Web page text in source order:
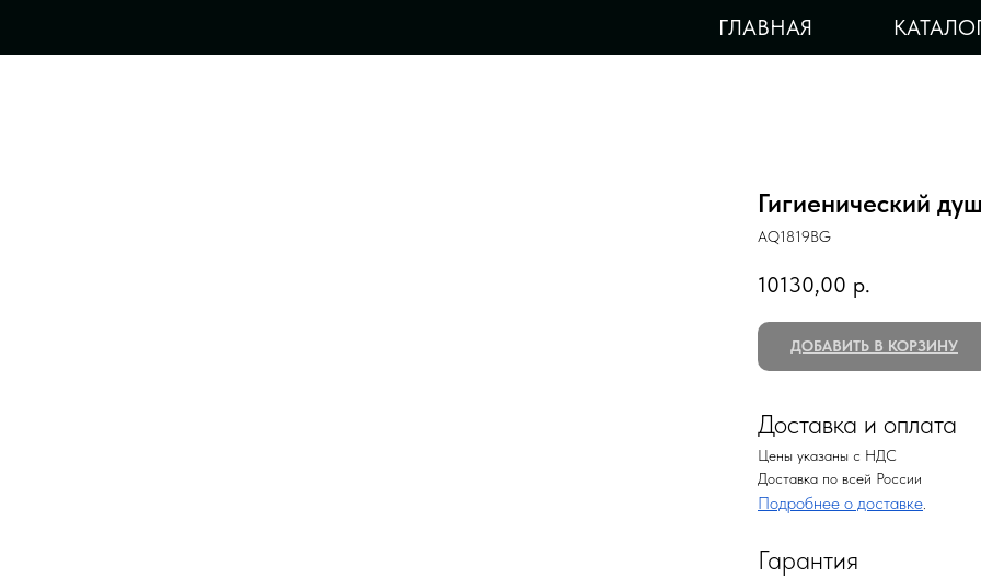
ГЛАВНАЯ
Гигиенический
AQ1819BG
10130,00 р.
ДОБАВИТЬ В КОРЗИНУ
Доставка и оплата
Цены указаны с НДС
Доставка по всей России
Подробнее о доставке
Гарантия